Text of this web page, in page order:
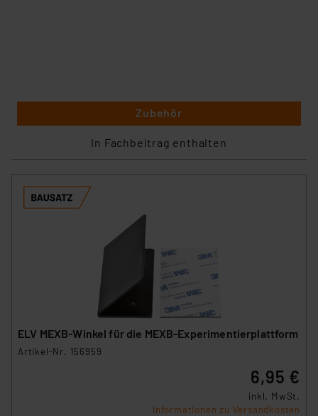
Zubehör
In Fachbeitrag enthalten
ELV MEXB-Winkel für die MEXB-Experimentierplattform
Artikel-Nr. 156959
6,95 €
inkl. MwSt.
Informationen zu Versandkosten